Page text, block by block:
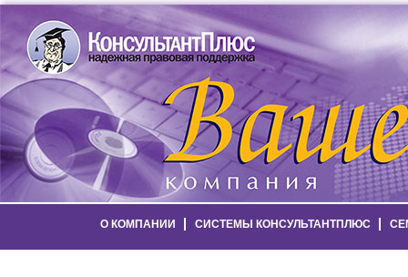
О КОМПАНИИ СИСТЕМЫ КОНСУЛЬТАНТПЛЮС